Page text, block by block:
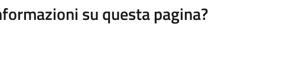
su questa pagina?